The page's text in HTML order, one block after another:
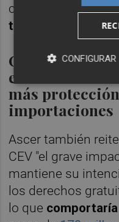
crece un 3% (con
trabajadores
Critica los
emisiones de
más
importaciones
Ascer también
CEV "el grave
mantiene su
los derechos
lo que comportaría
CONFIGURAR